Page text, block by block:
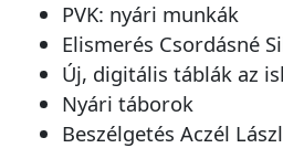
PVK: nyári munkák
Elismerés Csordásné
Új, digitális táblák az
Nyári táborok
Beszélgetés Aczél